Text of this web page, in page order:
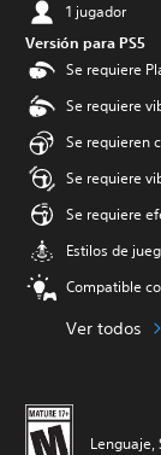
1 jugador
Versión para PS5
Se requiere
Se requiere
Se requieren
Se requiere
Se requiere
Estilos de
Compatible
Ver todos
Lenguaje,